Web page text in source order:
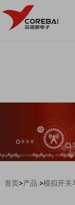
首页>产品 >模拟开关